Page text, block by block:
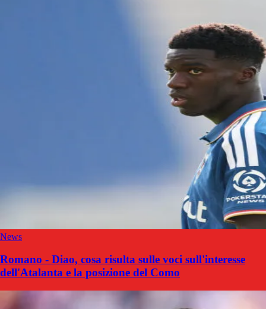
News
Romano - Diao, cosa risulta sulle voci sull'interesse
dell'Atalanta e la posizione del Como